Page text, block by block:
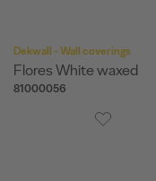
Dekwall - Wall coverings
Flores White waxed
81000056